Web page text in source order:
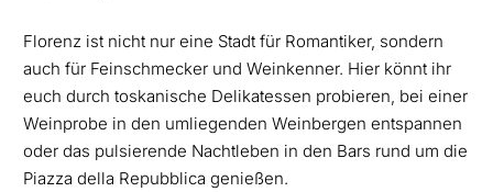
Florenz ist nicht nur eine Stadt für Romantiker, sondern
auch für Feinschmecker und Weinkenner. Hier könnt ihr
euch durch toskanische Delikatessen probieren, bei einer
Weinprobe in den umliegenden Weinbergen entspannen
oder das pulsierende Nachtleben in den Bars rund um die
Piazza della Repubblica genießen.